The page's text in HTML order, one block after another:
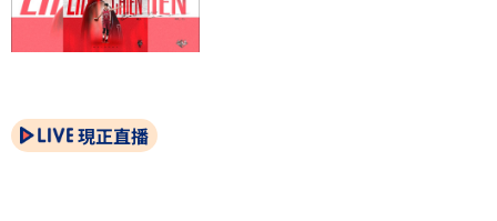
現正直播